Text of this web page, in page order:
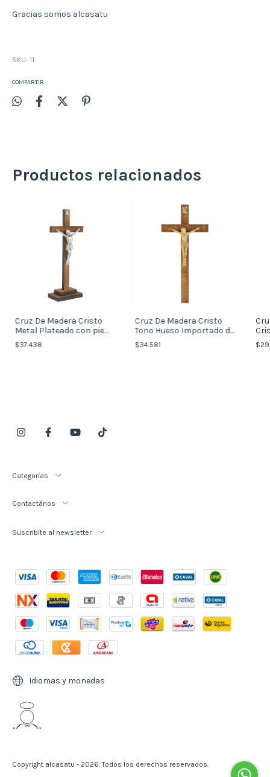
Gracias somos alcasatu
SKU: 11
COMPARTIR
Productos relacionados
Cruz De Madera Cristo
Metal Plateado con pie
15cm Importado de Italia
$37.438
Cruz De Madera Cristo
Tono Hueso Importado de
Italia
$34.581
Categorías
Contactános
Suscribite al newsletter
Idiomas y monedas
Copyright alcasatu - 2026. Todos los derechos reservados.